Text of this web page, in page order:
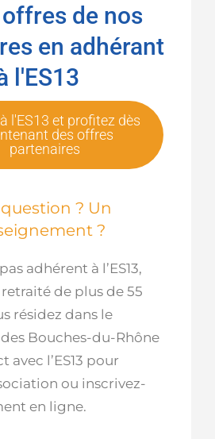
de nos
en adhérant
l'ES13
l'ES13 et profitez dès
des offres
partenaires
? Un
?
adhérent à l’ES13,
de plus de 55
résidez dans le
Bouches-du-Rhône
avec l’ES13 pour
ou inscrivez-
en ligne.